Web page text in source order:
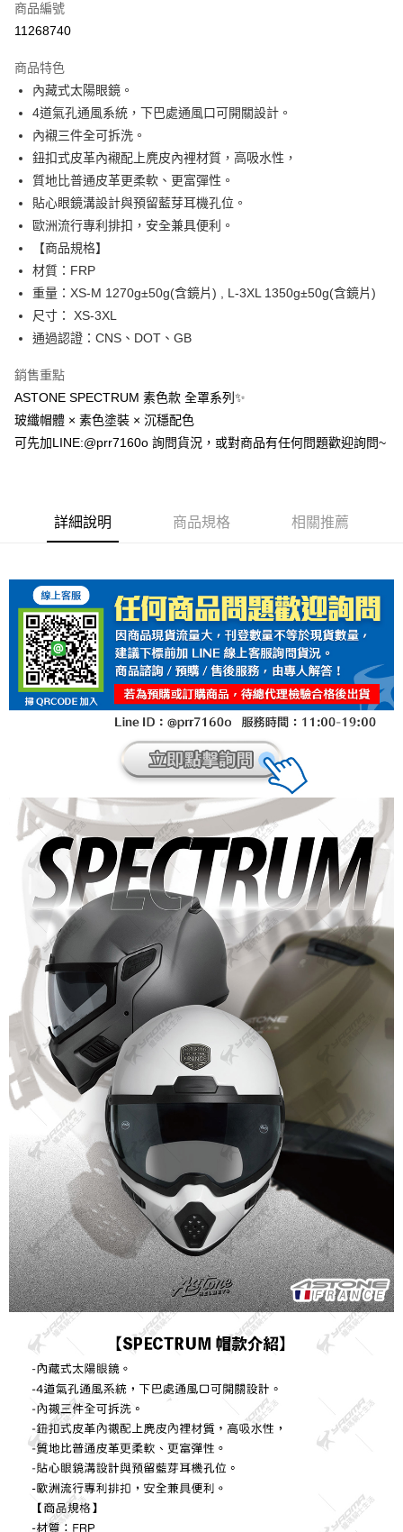
超商取貨付款
ATM付款
運送方式
全家取貨付款(安全帽一頂以上請選宅配)
每筆NT$60，滿NT$1,000(含以上)免運費
7-11取貨付款(安全帽一頂以上請選宅配)
每筆NT$60，滿NT$1,000(含以上)免運費
宅配
每筆NT$100，滿NT$1,000(含以上)免運費
商品編號
11268740
商品特色
內藏式太陽眼鏡。
4道氣孔通風系統，下巴處通風口可開關設計。
內襯三件全可拆洗。
鈕扣式皮革內襯配上麂皮內裡材質，高吸水性，
質地比普通皮革更柔軟、更富彈性。
貼心眼鏡溝設計與預留藍芽耳機孔位。
歐洲流行專利排扣，安全兼具便利。
【商品規格】
材質：FRP
重量：XS-M 1270g±50g(含鏡片) , L-3XL 1350g±50g(含鏡片)
尺寸： XS-3XL
通過認證：CNS、DOT、GB
銷售重點
ASTONE SPECTRUM 素色款 全罩系列✨
玻纖帽體 × 素色塗裝 × 沉穩配色
可先加LINE:@prr7160o 詢問貨況，或對商品有任何問題歡迎詢問~
詳細說明 商品規格 相關推薦